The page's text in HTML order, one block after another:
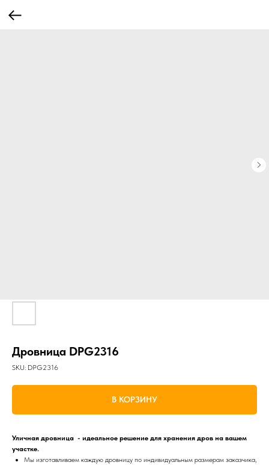
Дровница DPG2316
SKU: DPG2316
В КОРЗИНУ
Уличная дровница - идеальное решение для хранения дров на вашем
участке.
Мы изготавливаем каждую дровницу по индивидуальным размерам заказчика,